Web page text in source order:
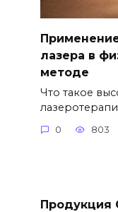
лазера в
методе
Что такое
0 803
Продукция